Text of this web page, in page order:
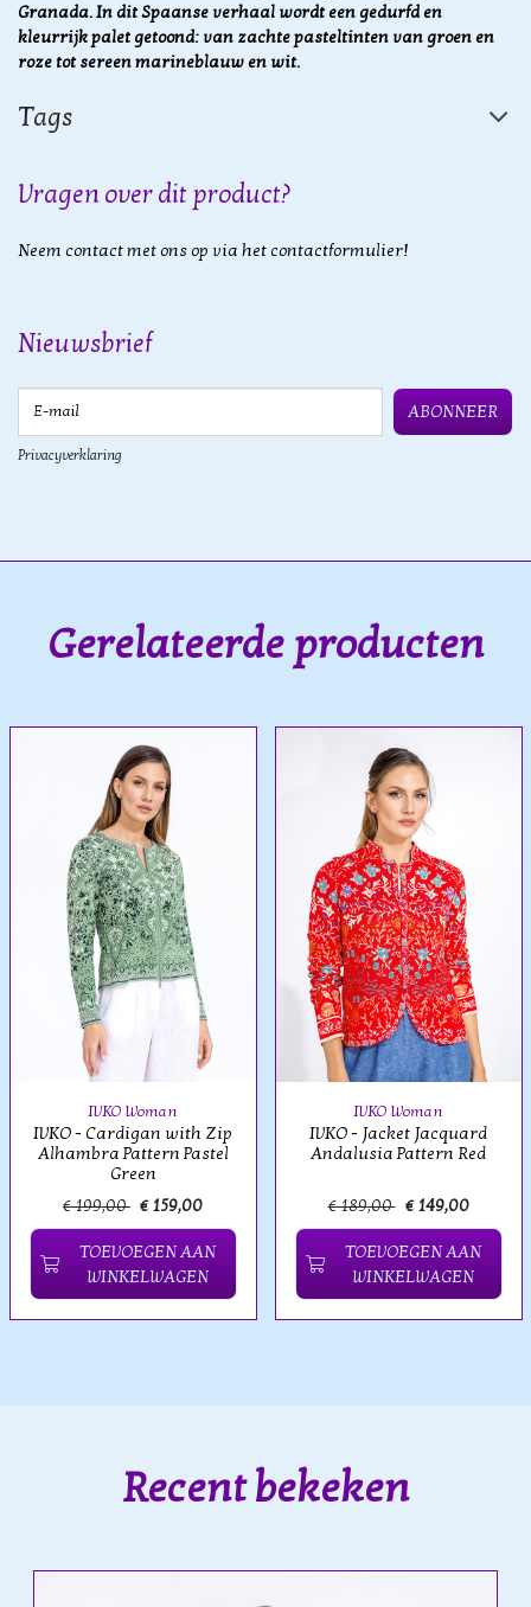
Granada. In dit Spaanse verhaal wordt een gedurfd en
kleurrijk palet getoond: van zachte pasteltinten van groen en
roze tot sereen marineblauw en wit.
Tags
Vragen over dit product?
Neem contact met ons op via het contactformulier!
Nieuwsbrief
ABONNEER
Privacyverklaring
Gerelateerde producten
IVKO Woman
IVKO - Cardigan with Zip
Alhambra Pattern Pastel
Green
€ 199,00 € 159,00
TOEVOEGEN AAN
WINKELWAGEN
IVKO Woman
IVKO - Jacket Jacquard
Andalusia Pattern Red
€ 189,00 € 149,00
TOEVOEGEN AAN
WINKELWAGEN
Recent bekeken